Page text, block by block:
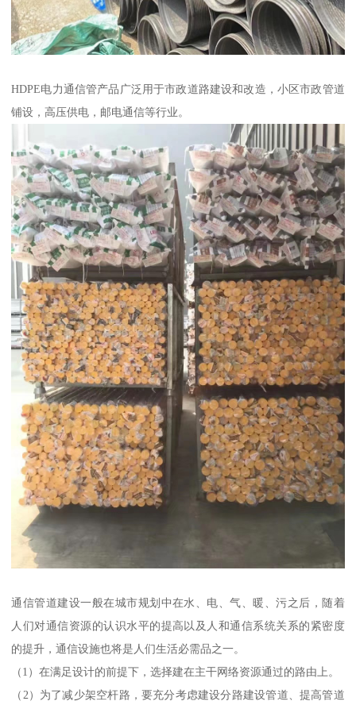
HDPE电力通信管产品广泛用于市政道路建设和改造，小区市政管道
铺设，高压供电，邮电通信等行业。
通信管道建设一般在城市规划中在水、电、气、暖、污之后，随着
人们对通信资源的认识水平的提高以及人和通信系统关系的紧密度
的提升，通信设施也将是人们生活必需品之一。
（1）在满足设计的前提下，选择建在主干网络资源通过的路由上。
（2）为了减少架空杆路，要充分考虑建设分路建设管道、提高管道